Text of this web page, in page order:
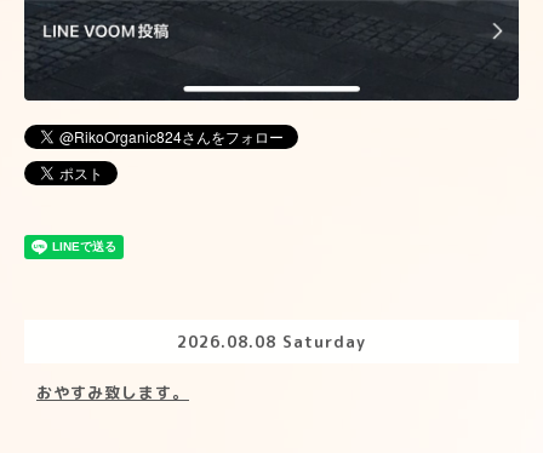
2026.08.08 Saturday
おやすみ致します。